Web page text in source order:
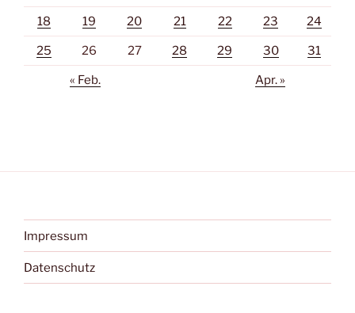
18 19 20 21 22 23 24
25 26 27 28 29 30 31
« Feb. Apr. »
Impressum
Datenschutz